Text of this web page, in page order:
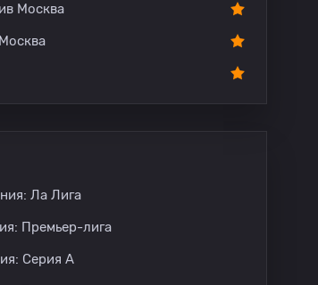
Москва
Ла Лига
Премьер-лига
Серия А